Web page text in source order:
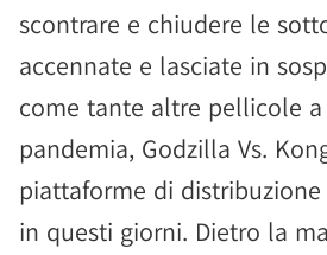
scontrare e chiudere le
accennate e lasciate in
come tante altre pellicole
pandemia, Godzilla Vs.
piattaforme di
in questi giorni. Dietro la